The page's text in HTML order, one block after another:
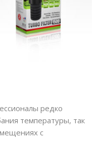
редко
температуры, так
с